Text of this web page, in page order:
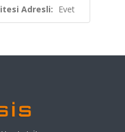
Adresli: Evet